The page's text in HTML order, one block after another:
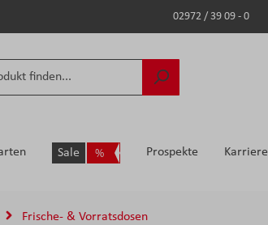
02972 / 39 09 - 0
Sale Prospekte Karriere
Frische- & Vorratsdosen